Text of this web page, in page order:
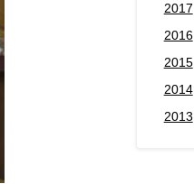
2017
2016
2015
2014
2013